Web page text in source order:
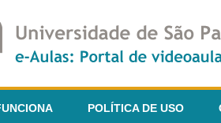
POLÍTICA DE USO